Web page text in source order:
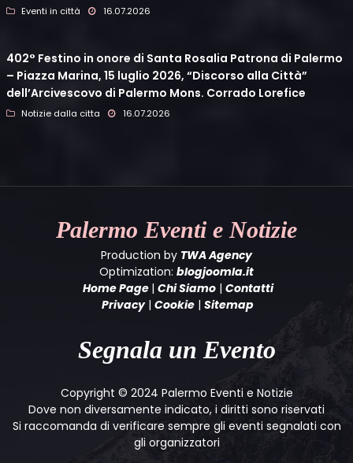
Eventi in città 16.07.2026
402° Festino in onore di Santa Rosalia Patrona di Palermo
– Piazza Marina, 15 luglio 2026, “Discorso alla Città”
dell’Arcivescovo di Palermo Mons. Corrado Lorefice
Notizie dalla citta 16.07.2026
Palermo Eventi e Notizie
Production by TWA Agency
Optimization: blogjoomla.it
Home Page | Chi Siamo| Contatti
Privacy| Cookie | Sitemap
Segnala un Evento
Copyright © 2024 Palermo Eventi e Notizie
Dove non diversamente indicato, i diritti sono riservati
Si raccomanda di verificare sempre gli eventi segnalati con
gli organizzatori